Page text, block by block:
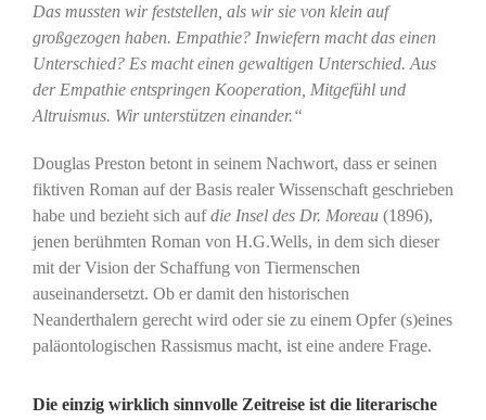
Das mussten wir feststellen, als wir sie von klein auf
großgezogen haben. Empathie? Inwiefern macht das einen
Unterschied? Es macht einen gewaltigen Unterschied. Aus
der Empathie entspringen Kooperation, Mitgefühl und
Altruismus. Wir unterstützen einander.“
Douglas Preston betont in seinem Nachwort, dass er seinen
fiktiven Roman auf der Basis realer Wissenschaft geschrieben
habe und bezieht sich aufdie Insel des Dr. Moreau(1896),
jenen berühmten Roman von H.G.Wells, in dem sich dieser
mit der Vision der Schaffung von Tiermenschen
auseinandersetzt. Ob er damit den historischen
Neanderthalern gerecht wird oder sie zu einem Opfer (s)eines
paläontologischen Rassismus macht, ist eine andere Frage.
Die einzig wirklich sinnvolle Zeitreise ist die literarische